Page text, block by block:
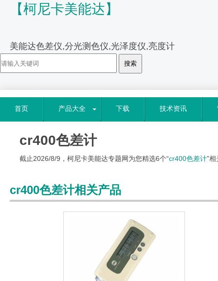
【柯尼卡美能达】
美能达色差仪,分光测色仪,光泽度仪,亮度计
首页 产品大全 下载 技术资讯
cr400色差计
截止2026/8/9，柯尼卡美能达专题网为您精选6个“cr400色差计”
cr400色差计相关产品